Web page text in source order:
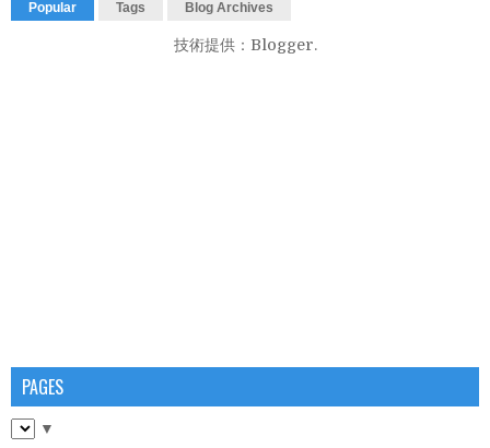
Popular Tags Blog Archives
技術提供： Blogger.
PAGES
▼